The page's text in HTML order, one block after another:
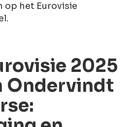
het Eurovisie
2025
Ondervindt